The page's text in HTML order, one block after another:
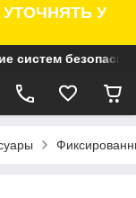
У
систем